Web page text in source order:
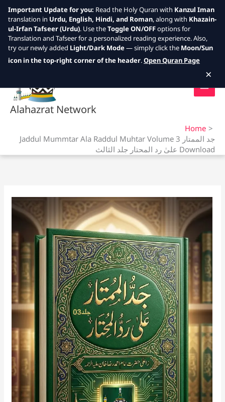
Skip
Alahazrat Network
Home
Jaddul Mummtar Ala Raddul Muhtar Volume 3 جد الممتار
علیٰ رد المحتار جلد الثالث Download
Important Update for you: Read the Holy Quran with Kanzul Iman
translation in Urdu, English, Hindi, and Roman, along with Khazain-
ul-Irfan Tafseer (Urdu). Use theToggle ON/OFFoptions for
Translation and Tafseer for a personalized reading experience. Also,
try our newly added Light/Dark Mode— simply click the Moon/Sun
icon in the top-right corner of the header.Open Quran Page
×